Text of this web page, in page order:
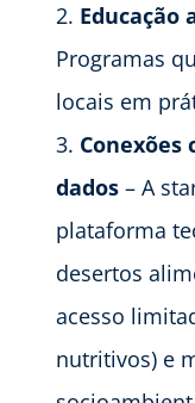
Educação
Programas
locais em
dados – A
plataforma
desertos
acesso
nutritivos) e